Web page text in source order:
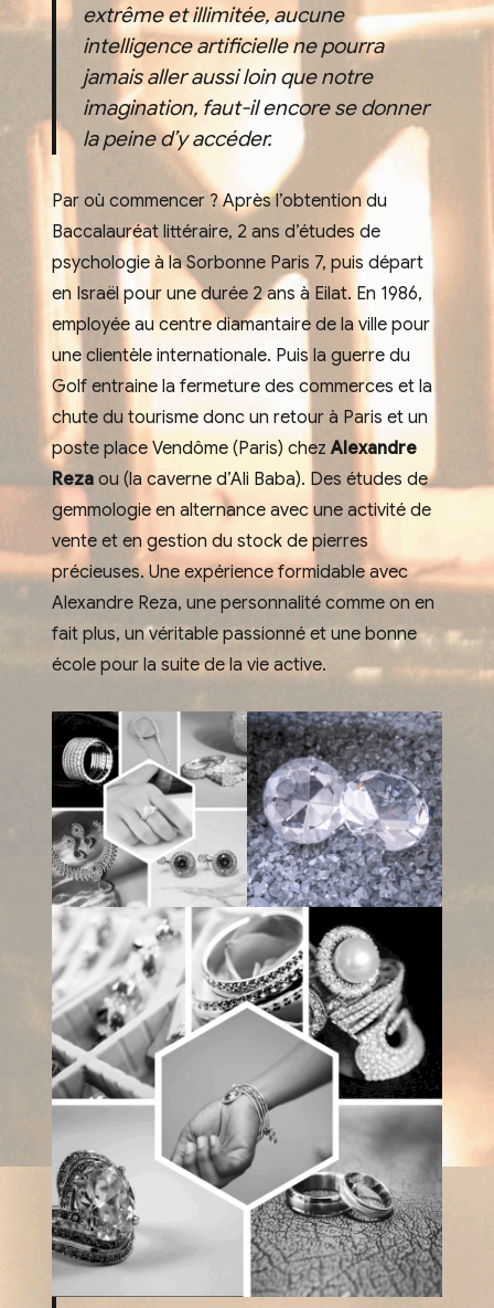
extrême et illimitée, aucune
intelligence artificielle ne pourra
jamais aller aussi loin que notre
imagination, faut-il encore se donner
la peine d’y accéder.
Par où commencer ? Après l’obtention du
Baccalauréat littéraire, 2 ans d’études de
psychologie à la Sorbonne Paris 7, puis départ
en Israël pour une durée 2 ans à Eilat. En 1986,
employée au centre diamantaire de la ville pour
une clientèle internationale. Puis la guerre du
Golf entraine la fermeture des commerces et la
chute du tourisme donc un retour à Paris et un
poste place Vendôme (Paris) chezAlexandre
Reza ou (la caverne d’Ali Baba). Des études de
gemmologie en alternance avec une activité de
vente et en gestion du stock de pierres
précieuses. Une expérience formidable avec
Alexandre Reza, une personnalité comme on en
fait plus, un véritable passionné et une bonne
école pour la suite de la vie active.